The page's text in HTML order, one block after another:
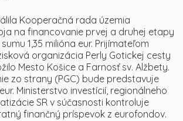
Kooperačná rada územia
na financovanie prvej a druhej etapy
1,35 milióna eur. Prijímateľom
organizácia Perly Gotickej cesty
Mesto Košice a Farnosť sv. Alžbety.
zo strany (PGC) bude predstavuje
Ministerstvo investícií, regionálneho
SR v súčasnosti kontroluje
finančný príspevok z eurofondov.